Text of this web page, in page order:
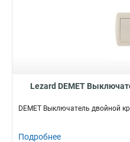
Lezard DEMET
DEMET Выключатель двойной
Подробнее